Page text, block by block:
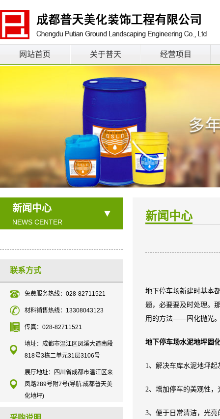
网站首页 关于普天 经营项目
新闻中心
NEWS CENTER
联系方式
免费服务热线：028-82711521
材料销售热线：13308043123
传真：028-82711521
地址：成都市温江区凤溪大道南段
818号3栋二单元31层3106号
展厅地址：四川省成都市温江区来
凤路289号附7号(导航:成都普天美
化地坪)
新闻中心
地下停车场新建时基本
题，必要要及时处理。
用的方法——固化抛光
地下停车场水泥地坪固
1、解决车库水泥地坪
2、增加停车的美观性
3、便于日常清洁，光